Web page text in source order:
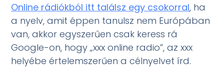
Online rádiókból itt találsz egy csokorral, ha
a nyelv, amit éppen tanulsz nem Európában
van, akkor egyszerűen csak keress rá
Google-on, hogy „xxx online radio”, az xxx
helyébe értelemszerűen a célnyelvet írd.